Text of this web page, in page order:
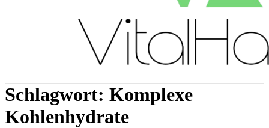
Schlagwort: Komplexe
Kohlenhydrate